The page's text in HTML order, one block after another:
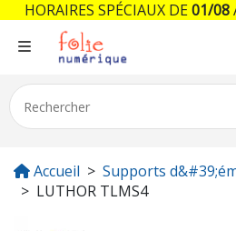
Accueil
Supports
LUTHOR TLMS4
HORAIRES SPÉCIAUX DE01/08